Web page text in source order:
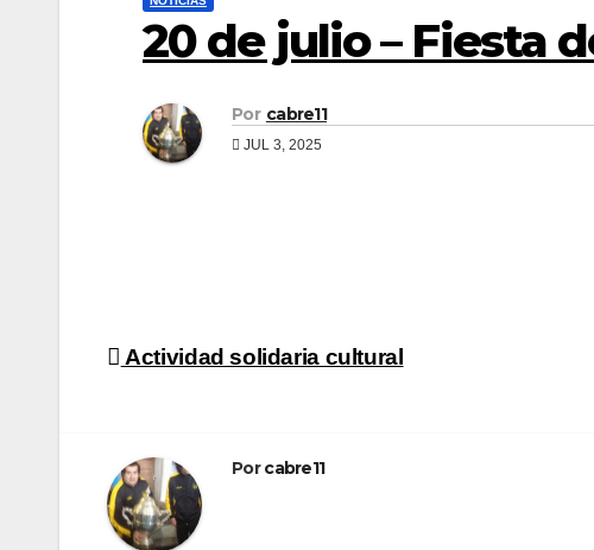
20 de julio – Fiesta
Por cabre11
JUL 3, 2025
Navegación
entradas
Actividad solidaria cultural
Porcabre11